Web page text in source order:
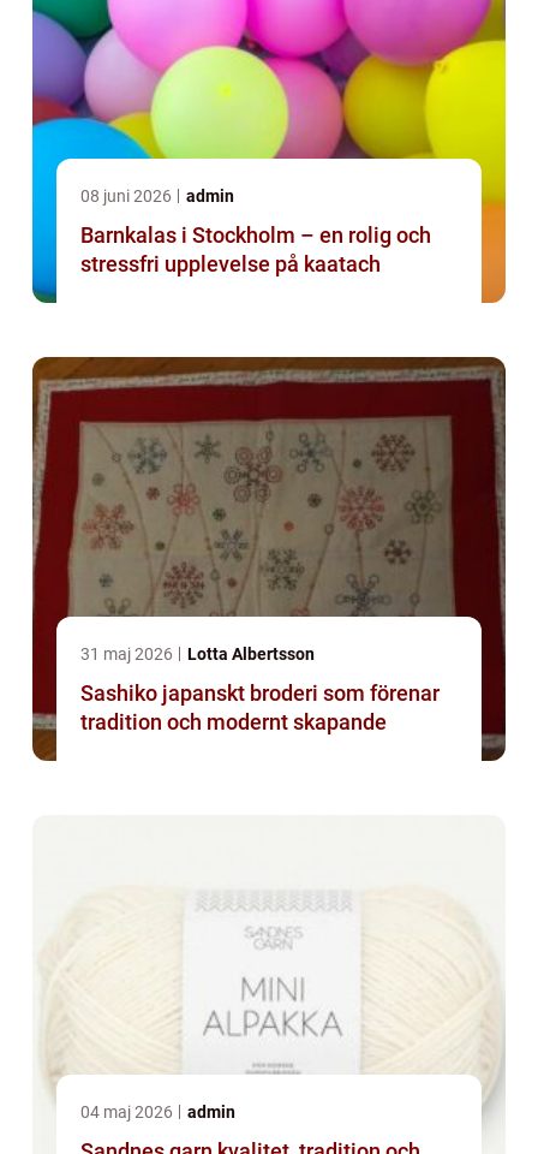
08 juni 2026 admin
Barnkalas i Stockholm – en rolig och
stressfri upplevelse på kaatach
31 maj 2026 Lotta Albertsson
Sashiko japanskt broderi som förenar
tradition och modernt skapande
04 maj 2026 admin